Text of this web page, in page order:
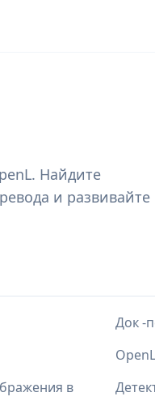
Найдите
и развивайте
Док -
в